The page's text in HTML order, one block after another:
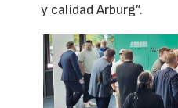
y calidad Arburg”.